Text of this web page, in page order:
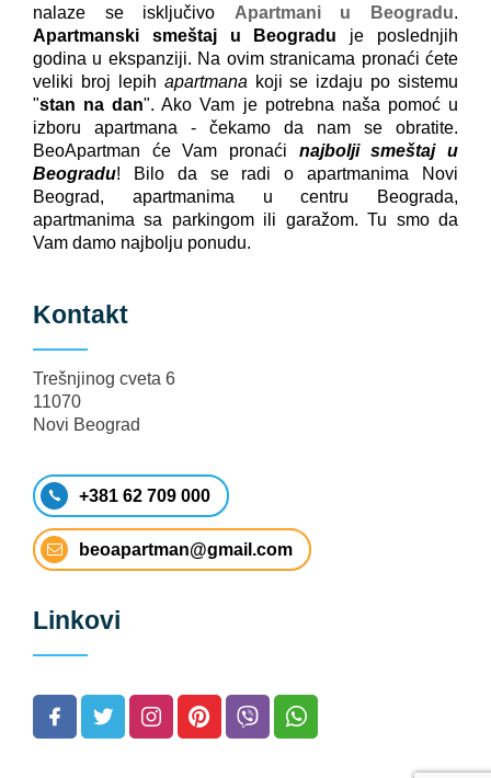
nalaze se isključivo Apartmani u Beogradu.
Apartmanski smeštaj u Beogradu je poslednjih
godina u ekspanziji. Na ovim stranicama pronaći ćete
veliki broj lepih apartmana koji se izdaju po sistemu
"stan na dan". Ako Vam je potrebna naša pomoć u
izboru apartmana - čekamo da nam se obratite.
BeoApartman će Vam pronaći najbolji smeštaj u
Beogradu! Bilo da se radi o apartmanima Novi
Beograd, apartmanima u centru Beograda,
apartmanima sa parkingom ili garažom. Tu smo da
Vam damo najbolju ponudu.
Kontakt
Trešnjinog cveta 6
11070
Novi Beograd
+381 62 709 000
beoapartman@gmail.com
Linkovi